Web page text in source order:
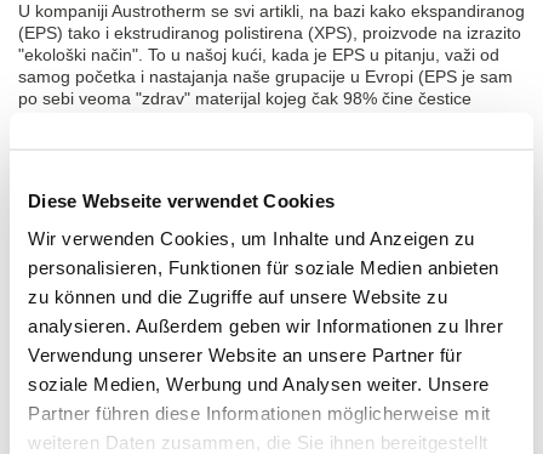
Diese Webseite verwendet Cookies
Wir verwenden Cookies, um Inhalte und Anzeigen zu
personalisieren, Funktionen für soziale Medien anbieten
zu können und die Zugriffe auf unsere Website zu
analysieren. Außerdem geben wir Informationen zu Ihrer
Verwendung unserer Website an unsere Partner für
soziale Medien, Werbung und Analysen weiter. Unsere
Partner führen diese Informationen möglicherweise mit
weiteren Daten zusammen, die Sie ihnen bereitgestellt
U kompaniji Austrotherm se svi artikli, na bazi kako ekspandiranog
(EPS) tako i ekstrudiranog polistirena (XPS), proizvode na izrazito
"ekološki način". To u našoj kući, kada je EPS u pitanju, važi od
samog početka i nastajanja naše grupacije u Evropi (EPS je sam
po sebi veoma "zdrav" materijal kojeg čak 98% čine čestice
veka).
Važan kriterijum za ekološko procjenjivanje izolacionih materijala
je primarni sadržaj energije (PEI) - neobnavljajuće energije koja
se troši u proizvodnom procesu izolacionog materijala. Pri tome
se EPS pokazao kao "majstor štednje". Koeficijent "PEI" za jedan
m³ "stiropora" za fasadu iznosi 435 kWh, dok npr. za plutu (koja
također spada u termoizolacione materijale) on iznosi čak 720
kWh! Možda to i nije čudo ako se zna da EPS uglavnom čini
vazduh (98%), a samo neznatno polistiren (2%). Zbog
izvanrednog balansa energije, naši proizvodi su sa ekološkog